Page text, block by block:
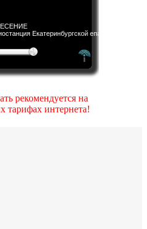
рекомендуется на
тарифах интернета!